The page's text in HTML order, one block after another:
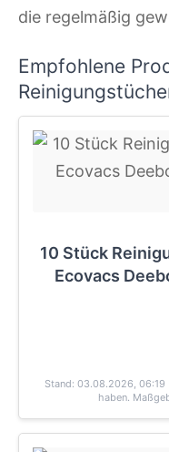
die regelmäßig
Empfohlene
10 Stück
Ecovacs
Stand: 03.08.2026, 06:19
haben.